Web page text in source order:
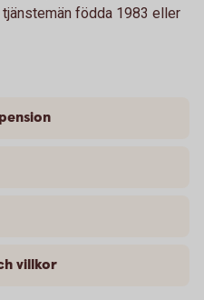
födda 1983 eller
villkor